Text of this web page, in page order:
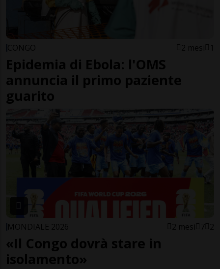
CONGO 2 mesi 1
Epidemia di Ebola: l'OMS
annuncia il primo paziente
guarito
MONDIALE 2026 2 mesi 7 2
«Il Congo dovrà stare in
isolamento»